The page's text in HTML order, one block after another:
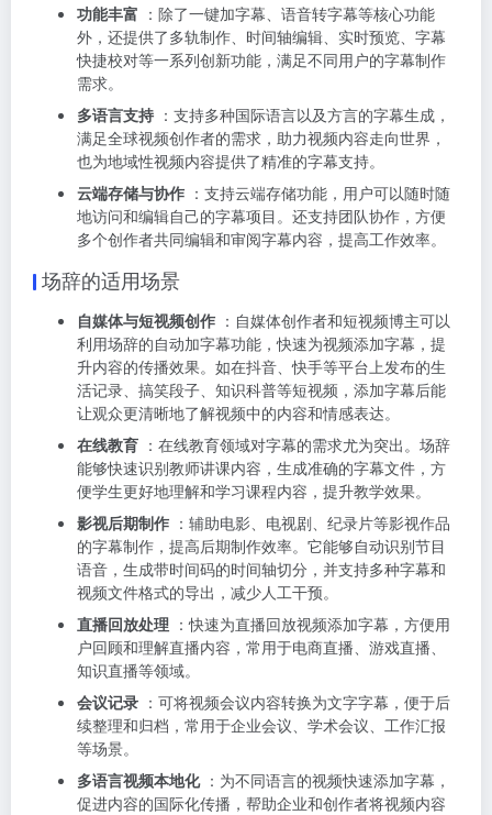
功能丰富 ：除了一键加字幕、语音转字幕等核心功能
外，还提供了多轨制作、时间轴编辑、实时预览、字幕
快捷校对等一系列创新功能，满足不同用户的字幕制作
需求。
多语言支持 ：支持多种国际语言以及方言的字幕生成，
满足全球视频创作者的需求，助力视频内容走向世界，
也为地域性视频内容提供了精准的字幕支持。
云端存储与协作 ：支持云端存储功能，用户可以随时随
地访问和编辑自己的字幕项目。还支持团队协作，方便
多个创作者共同编辑和审阅字幕内容，提高工作效率。
场辞的适用场景
自媒体与短视频创作 ：自媒体创作者和短视频博主可以
利用场辞的自动加字幕功能，快速为视频添加字幕，提
升内容的传播效果。如在抖音、快手等平台上发布的生
活记录、搞笑段子、知识科普等短视频，添加字幕后能
让观众更清晰地了解视频中的内容和情感表达。
在线教育 ：在线教育领域对字幕的需求尤为突出。场辞
能够快速识别教师讲课内容，生成准确的字幕文件，方
便学生更好地理解和学习课程内容，提升教学效果。
影视后期制作 ：辅助电影、电视剧、纪录片等影视作品
的字幕制作，提高后期制作效率。它能够自动识别节目
语音，生成带时间码的时间轴切分，并支持多种字幕和
视频文件格式的导出，减少人工干预。
直播回放处理 ：快速为直播回放视频添加字幕，方便用
户回顾和理解直播内容，常用于电商直播、游戏直播、
知识直播等领域。
会议记录 ：可将视频会议内容转换为文字字幕，便于后
续整理和归档，常用于企业会议、学术会议、工作汇报
等场景。
多语言视频本地化：为不同语言的视频快速添加字幕，
促进内容的国际化传播，帮助企业和创作者将视频内容